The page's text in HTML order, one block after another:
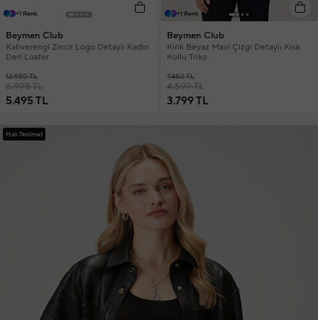
+1 Renk
Beymen Club
Kahverengi Zincir Logo Detaylı Kadın
Deri Loafer
12.950 TL
6.995 TL
5.495 TL
+1 Renk
Beymen Club
Kırık Beyaz Mavi Çizgi Detaylı Kısa
Kollu Triko
7.450 TL
4.599 TL
3.799 TL
Hızlı Teslimat